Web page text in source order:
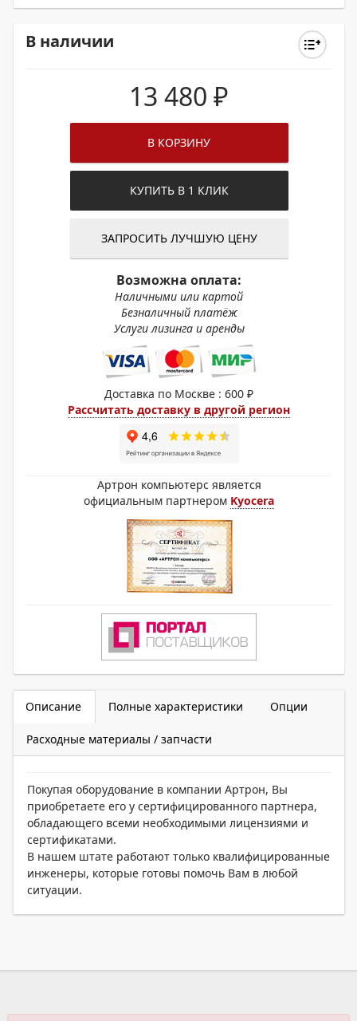
В наличии
13 480 ₽
В КОРЗИНУ
КУПИТЬ В 1 КЛИК
ЗАПРОСИТЬ ЛУЧШУЮ ЦЕНУ
Возможна оплата:
Наличными или картой
Безналичный платёж
Услуги лизинга и аренды
Доставка по Москве : 600 ₽
Рассчитать доставку в другой регион
Артрон компьютерс является
официальным партнером Kyocera
Описание Полные характеристики Опции
Расходные материалы / запчасти
Покупая оборудование в компании Артрон, Вы
приобретаете его у сертифицированного партнера,
обладающего всеми необходимыми лицензиями и
сертификатами.
В нашем штате работают только квалифицированные
инженеры, которые готовы помочь Вам в любой
ситуации.